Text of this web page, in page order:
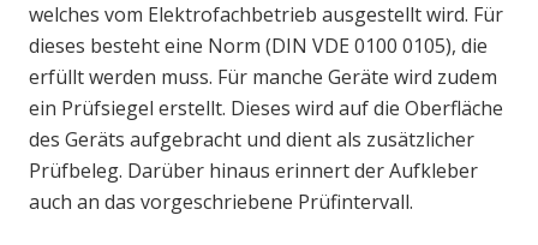
welches vom Elektrofachbetrieb ausgestellt wird. Für
dieses besteht eine Norm (DIN VDE 0100 0105), die
erfüllt werden muss. Für manche Geräte wird zudem
ein Prüfsiegel erstellt. Dieses wird auf die Oberfläche
des Geräts aufgebracht und dient als zusätzlicher
Prüfbeleg. Darüber hinaus erinnert der Aufkleber
auch an das vorgeschriebene Prüfintervall.